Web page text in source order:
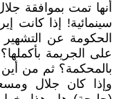
أنها تمت بموافقة
سينمائية! إذا كانت
الحكومة عن
على الجريمة
بالمحكمة؟ ثم من أين
وإذا كان جلال